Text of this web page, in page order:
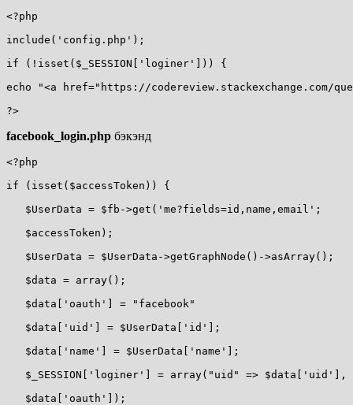
<?php
include('config.php');
if (!isset($_SESSION['loginer'])) {
echo "<a href="https://codereview.stackexchange.com/
facebook_login.php бэкэнд
<?php
if (isset($accessToken)) {
   $UserData = $fb->get('me?fields=id,name,email';
   $accessToken);
   $UserData = $UserData->getGraphNode()->asArray();
   $data = array();
   $data['oauth'] = "facebook"
   $data['uid'] = $UserData['id'];
   $data['name'] = $UserData['name'];
$_SESSION['loginer'] = array("uid" =>
   $data['oauth']);